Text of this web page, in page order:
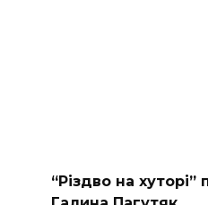
“Різдво на хуторі”